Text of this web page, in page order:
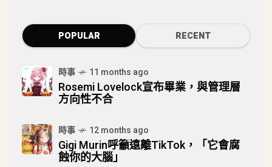
POPULAR RECENT
時事 11 months ago
Rosemi Lovelock宣布畢業，與管理層
方向性不合
時事 12 months ago
Gigi Murin呼籲遠離TikTok，「它會腐
蝕你的大腦」